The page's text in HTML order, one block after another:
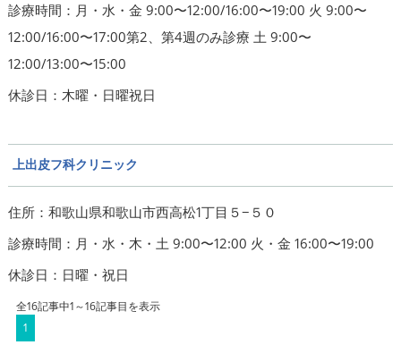
診療時間：月・水・金 9:00〜12:00/16:00〜19:00 火 9:00〜
12:00/16:00〜17:00第2、第4週のみ診療 土 9:00〜
12:00/13:00〜15:00
休診日：木曜・日曜祝日
上出皮フ科クリニック
住所：和歌山県和歌山市西高松1丁目５−５０
診療時間：月・水・木・土 9:00〜12:00 火・金 16:00〜19:00
休診日：日曜・祝日
全16記事中1～16記事目を表示
1